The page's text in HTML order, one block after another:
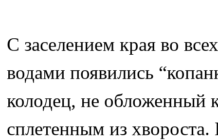
С заселением края во
водами появились
колодец, не обложенный
сплетенным из